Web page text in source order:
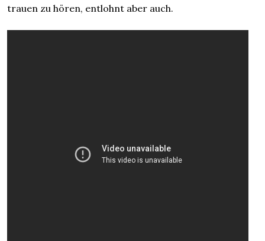
trauen zu hören, entlohnt aber auch.